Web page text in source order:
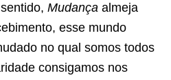
Mudança almeja
esse mundo
no qual somos todos
consigamos nos